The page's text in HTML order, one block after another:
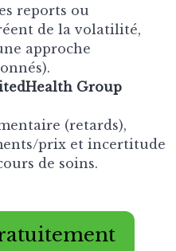
reports ou
de la volatilité,
approche
Group
(retards),
prix et incertitude
de soins.